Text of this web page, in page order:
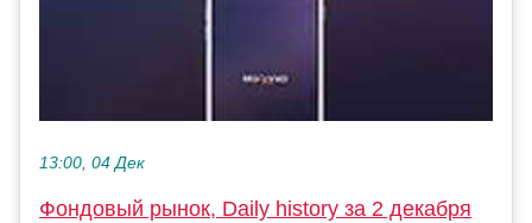
13:00, 04 Дек
Фондовый рынок, Daily history за 2 декабря